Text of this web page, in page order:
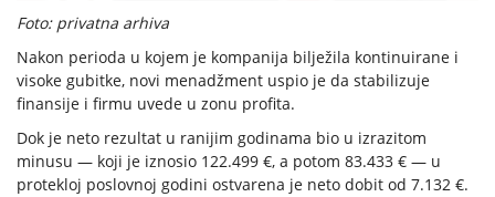
Foto: privatna arhiva
​Nakon perioda u kojem je kompanija bilježila kontinuirane i
visoke gubitke, novi menadžment uspio je da stabilizuje
finansije i firmu uvede u zonu profita.
Dok je neto rezultat u ranijim godinama bio u izrazitom
minusu — koji je iznosio 122.499 €, a potom 83.433 € — u
protekloj poslovnoj godini ostvarena je neto dobit od 7.132 €.